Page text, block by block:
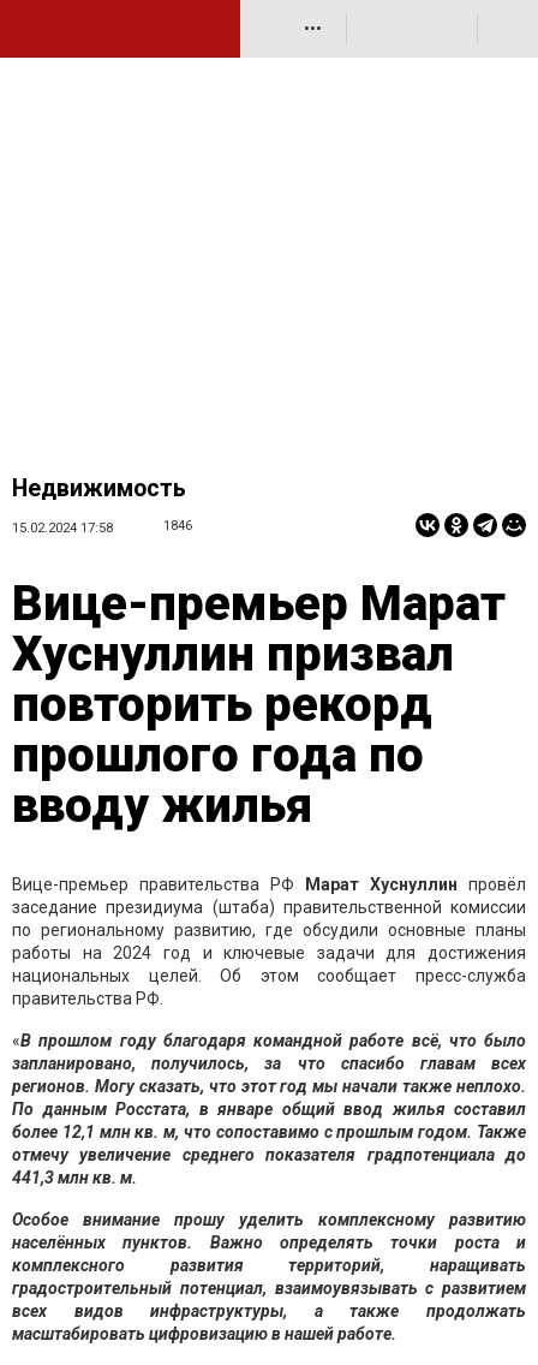
•••
Недвижимость
15.02.2024 17:58 1846
Вице-премьер Марат
Хуснуллин призвал
повторить рекорд
прошлого года по
вводу жилья
Вице-премьер правительства РФ Марат Хуснуллин провёл
заседание президиума (штаба) правительственной комиссии
по региональному развитию, где обсудили основные планы
работы на 2024 год и ключевые задачи для достижения
национальных целей. Об этом сообщает пресс-служба
правительства РФ.
«В прошлом году благодаря командной работе всё, что было
запланировано, получилось, за что спасибо главам всех
регионов. Могу сказать, что этот год мы начали также неплохо.
По данным Росстата, в январе общий ввод жилья составил
более 12,1 млн кв. м, что сопоставимо с прошлым годом. Также
отмечу увеличение среднего показателя градпотенциала до
441,3 млн кв. м.
Особое внимание прошу уделить комплексному развитию
населённых пунктов. Важно определять точки роста и
комплексного развития территорий, наращивать
градостроительный потенциал, взаимоувязывать с развитием
всех видов инфраструктуры, а также продолжать
масштабировать цифровизацию в нашей работе.